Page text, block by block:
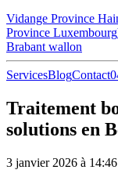
Vidange Province
Province Luxembourg
Brabant wallon
ServicesBlogContact
Traitement
solutions en
3 janvier 2026 à